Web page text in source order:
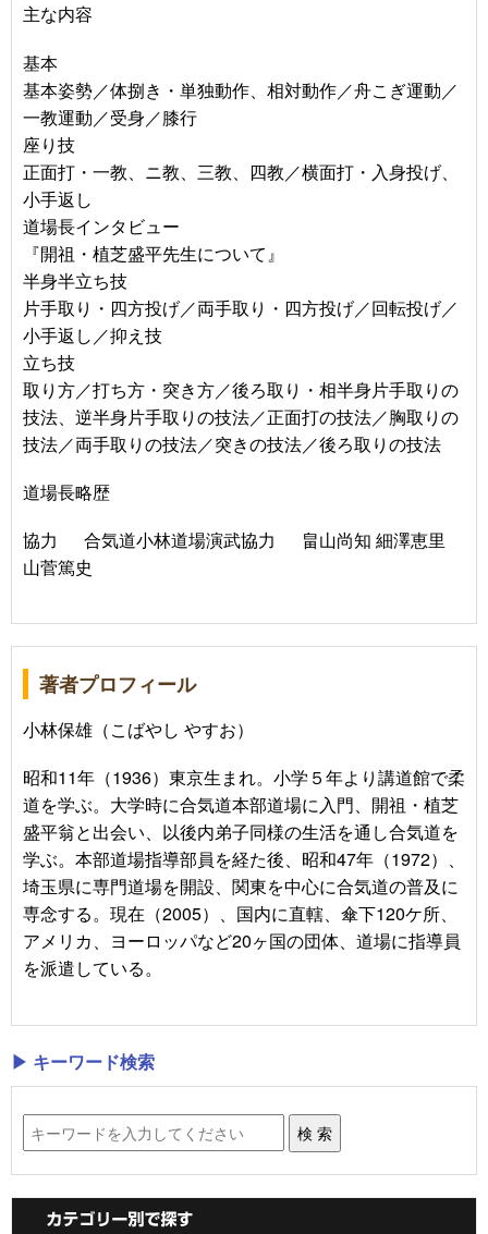
主な内容
基本
基本姿勢／体捌き・単独動作、相対動作／舟こぎ運動／
一教運動／受身／膝行
座り技
正面打・一教、ニ教、三教、四教／横面打・入身投げ、
小手返し
道場長インタビュー
『開祖・植芝盛平先生について』
半身半立ち技
片手取り・四方投げ／両手取り・四方投げ／回転投げ／
小手返し／抑え技
立ち技
取り方／打ち方・突き方／後ろ取り・相半身片手取りの
技法、逆半身片手取りの技法／正面打の技法／胸取りの
技法／両手取りの技法／突きの技法／後ろ取りの技法
道場長略歴
協力 合気道小林道場演武協力 畠山尚知 細澤恵里
山菅篤史
著者プロフィール
小林保雄（こばやし やすお）
昭和11年（1936）東京生まれ。小学５年より講道館で柔
道を学ぶ。大学時に合気道本部道場に入門、開祖・植芝
盛平翁と出会い、以後内弟子同様の生活を通し合気道を
学ぶ。本部道場指導部員を経た後、昭和47年（1972）、
埼玉県に専門道場を開設、関東を中心に合気道の普及に
専念する。現在（2005）、国内に直轄、傘下120ケ所、
アメリカ、ヨーロッパなど20ヶ国の団体、道場に指導員
を派遣している。
▶ キーワード検索